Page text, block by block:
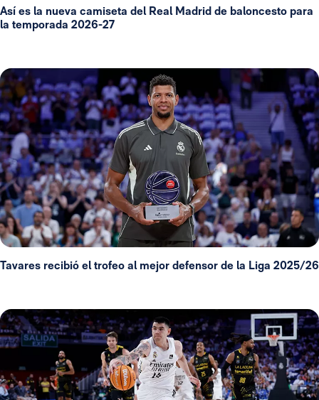
Así es la nueva camiseta del Real Madrid de baloncesto para
la temporada 2026-27
Tavares recibió el trofeo al mejor defensor de la Liga 2025/26